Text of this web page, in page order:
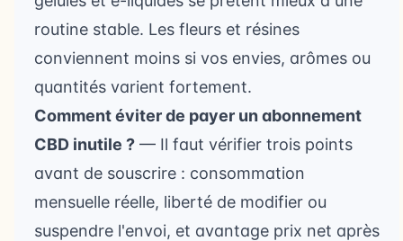
routine stable. Les fleurs et résines
conviennent moins si vos envies, arômes ou
quantités varient fortement.
Comment éviter de payer un abonnement
CBD inutile ? — Il faut vérifier trois points
avant de souscrire : consommation
mensuelle réelle, liberté de modifier ou
suspendre l'envoi, et avantage prix net après